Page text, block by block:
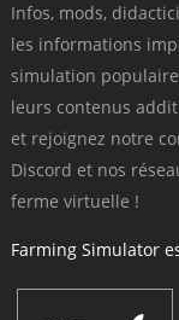
Infos, mods,
les informations
simulation
leurs contenus
et rejoignez notre
Discord et nos
ferme virtuelle !
Farming Simulator